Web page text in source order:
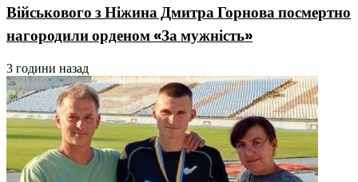
Військового з Ніжина Дмитра Горнова посмертно
нагородили орденом «За мужність»
3 години назад